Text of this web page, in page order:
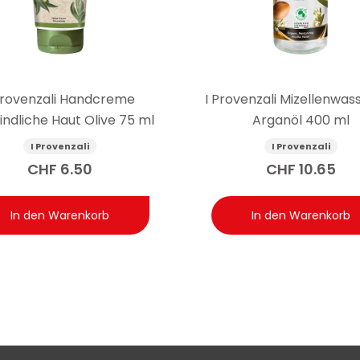
Creme ohne Duftstoffe ist sensorisch neutraler; wer
Provenzali ist auf die Schwermetalle Nickel, Chrom und
aus: Bei bekannten Allergien gegen diese Metalle empfiehlt
Handcreme
Haut Olive 75 ml
I Provenzali
CHF 6.50
In den Warenkorb
I Provenzali
Arganöl 400 ml
I Provenzali
CHF 10.65
In den Warenkorb